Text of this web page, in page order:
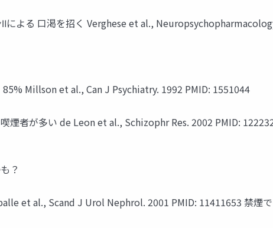
による 口渇を招く Verghese et al.,
Millson et al., Can J Psychiatry. 1992 PMID: 1551044
煙者が多い de Leon et al., Schizophr Res. 2002 PMID:
？
et al., Scand J Urol Nephrol. 2001 PMID: 11411653 禁煙